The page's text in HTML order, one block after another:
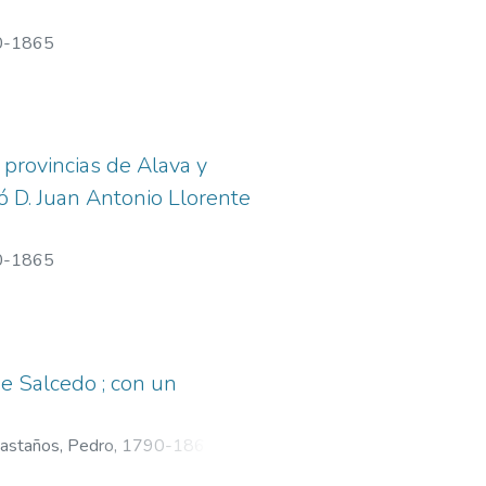
1865
de Alava y
D. Juan Antonio Llorente
1865
Salcedo ; con un
Pedro, 1790-1865